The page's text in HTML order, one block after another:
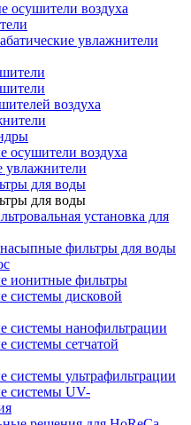
осушители воздуха
увлажнители
воздуха
воздуха
увлажнители
для воды
для воды
установка для
фильтры для воды
ионитные фильтры
дисковой
нанофильтрации
сетчатой
ультрафильтрации
системы UV-